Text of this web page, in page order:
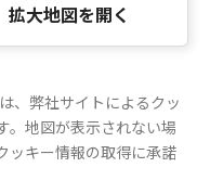
拡大地図を開く
、弊社サイトによるクッ
。地図が表示されない場
ッキー情報の取得に承諾